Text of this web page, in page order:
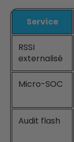
Service
RSSI
externalisé
Micro-SOC
Audit flash